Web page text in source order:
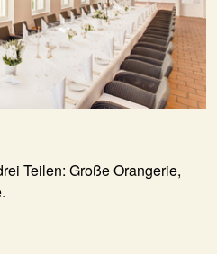
Teilen: Große Orangerie,